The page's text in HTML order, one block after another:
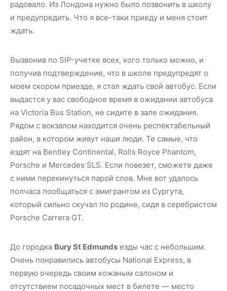
радовало. Из Лондона нужно было позвонить в школу
и предупредить. Что я все-таки приеду и меня стоит
ждать.
Вызвонив по SIP-учетке всех, кого только можно, и
получив подтверждение, что в школе предупредят о
моем скором приезде, я стал ждать свой автобус. Если
выдастся у вас свободное время в ожидании автобуса
на Victoria Bus Station, не сидите в зале ожидания.
Рядом с вокзалом находится очень респектабельный
район, в котором живут наши люди. Те самые, что
ездят на Bentley Continental, Rolls Royce Phantom,
Porsche и Mercedes SLS. Если повезет, сможете даже
с ними перекинуться парой слов. Мне вот удалось
полчаса пообщаться с эмигрантом из Сургута,
который сильно скучал по родине, сидя в серебристом
Porsche Carrera GT.
До городка Bury St Edmunds езды час с небольшим.
Очень понравились автобусы National Express, в
первую очередь своим кожаным салоном и
отсутствием посадочных мест в билете — место